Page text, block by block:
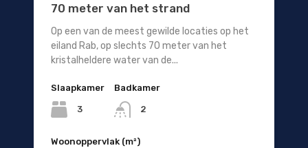
70 meter van het strand
Op een van de meest gewilde locaties op het
eiland Rab, op slechts 70 meter van het
kristalheldere water van de...
Slaapkamer
3
Badkamer
2
Woonoppervlak (m²)